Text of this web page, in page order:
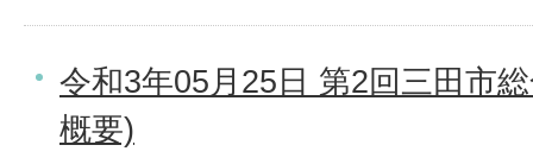
令和3年05月25日 第2回三田市
概要)